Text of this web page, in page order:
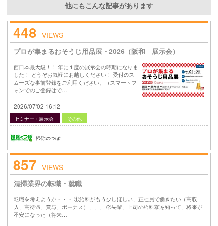
他にもこんな記事があります
448 VIEWS
プロが集まるおそうじ用品展・2026（阪和 展示会）
西日本最大級！！ 年に１度の展示会の時期になりま
した！ どうぞお気軽にお越しください！ 受付のス
ムーズな事前登録をご利用ください。（スマートフ
ォンでのご登録はで…
2026/07/02 16:12
セミナー・展示会 その他
掃除のつぼ
857 VIEWS
清掃業界の転職・就職
転職を考えようか・・・ ①給料がもう少しほしい、正社員で働きたい（高収
入、高待遇、賞与、ボーナス）、、、 ②先輩、上司の給料額を知って、将来が
不安になった（将来…